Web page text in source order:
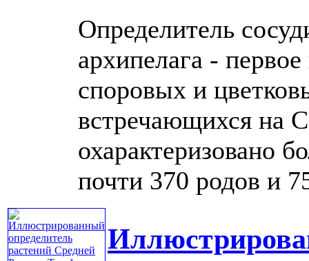
Определитель
архипелага -
споровых и
встречающихся на
охарактеризовано
почти 370 родов и